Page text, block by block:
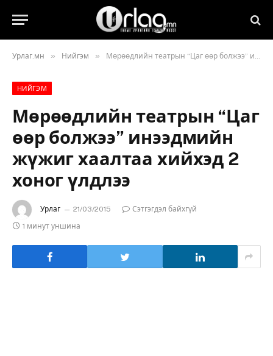
Урлаг.мн » Нийгэм » Мөрөөдлийн театрын “Цаг өөр болжээ” инээдмийн жүжиг хаалтаа хийхэд 2 хоног үлдлээ
НИЙГЭМ
Мөрөөдлийн театрын “Цаг
өөр болжээ” инээдмийн
жүжиг хаалтаа хийхэд 2
хоног үлдлээ
Урлаг 21/03/2015
Сэтгэгдэл байхгүй
1 минут уншина